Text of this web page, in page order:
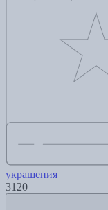
украшения
3120